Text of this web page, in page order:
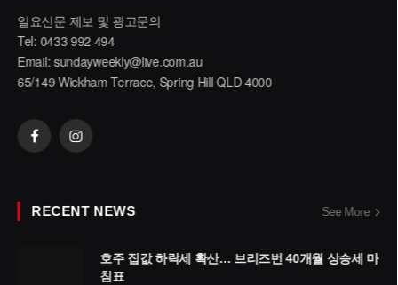
일요신문 제보 및 광고문의
Tel: 0433 992 494
Email:sundayweekly@live.com.au
65/149 Wickham Terrace, Spring Hill QLD 4000
FacebookInstagram
RECENT NEWS See More
호주 집값 하락세 확산… 브리즈번 40개월 상승세 마
침표